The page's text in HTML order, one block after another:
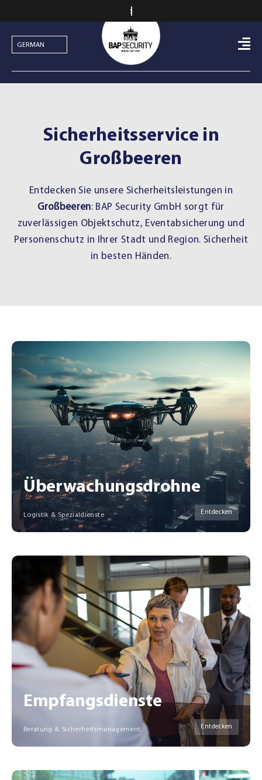
to
content
Sicherheitsservice in
Großbeeren
Entdecken Sie unsere Sicherheitsleistungen in
Großbeeren: BAP Security GmbH sorgt für
zuverlässigen Objektschutz, Eventabsicherung und
Personenschutz in Ihrer Stadt und Region. Sicherheit
in besten Händen.
Überwachungsdrohne
Logistik & Spezialdienste Entdecken
Empfangsdienste
Beratung & Sicherheitsmanagement Entdecken